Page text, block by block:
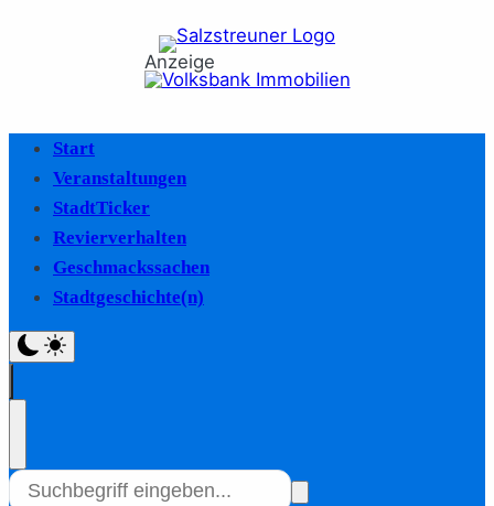
Anzeige
Start
Veranstaltungen
StadtTicker
Revierverhalten
Geschmackssachen
Stadtgeschichte(n)